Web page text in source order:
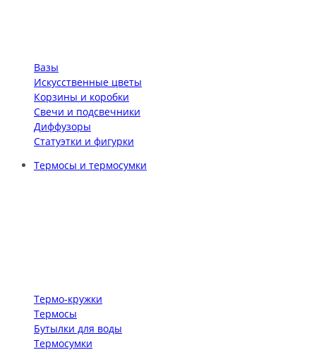
Вазы
Искусственные цветы
Корзины и коробки
Свечи и подсвечники
Диффузоры
Статуэтки и фигурки
Термосы и термосумки
Термо-кружки
Термосы
Бутылки для воды
Термосумки